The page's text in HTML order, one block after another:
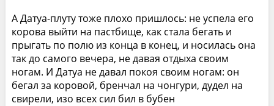
А Датуа-плуту тоже плохо пришлось: не успела его
корова выйти на пастбище, как стала бегать и
прыгать по полю из конца в конец, и носилась она
так до самого вечера, не давая отдыха своим
ногам. И Датуа не давал покоя своим ногам: он
бегал за коровой, бренчал на чонгури, дудел на
свирели, изо всех сил бил в бубен